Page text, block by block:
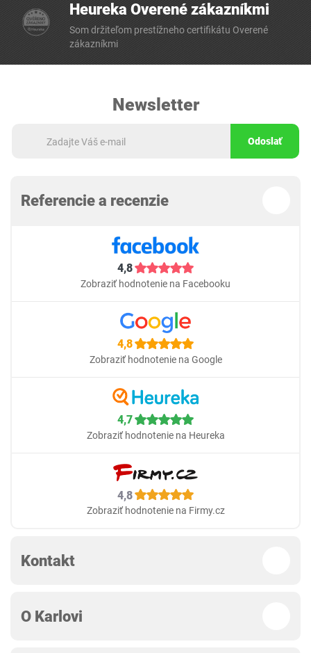
Heureka Overené zákazníkmi
Som držiteľom prestížneho certifikátu Overené
zákazníkmi
Newsletter
Odoslať
Referencie a recenzie
4,8
Zobraziť hodnotenie na Facebooku
4,8
Zobraziť hodnotenie na Google
4,7
Zobraziť hodnotenie na Heureka
4,8
Zobraziť hodnotenie na Firmy.cz
Kontakt
O Karlovi